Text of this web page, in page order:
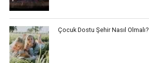
Çocuk Dostu Şehir Nasıl Olmalı?